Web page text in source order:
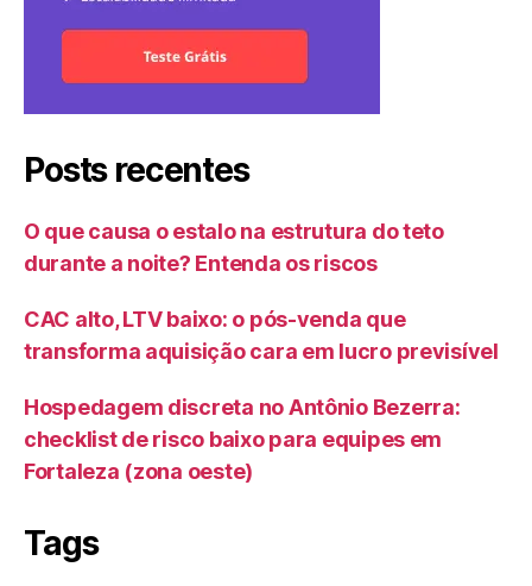
Posts recentes
O que causa o estalo na estrutura do teto
durante a noite? Entenda os riscos
CAC alto, LTV baixo: o pós-venda que
transforma aquisição cara em lucro previsível
Hospedagem discreta no Antônio Bezerra:
checklist de risco baixo para equipes em
Fortaleza (zona oeste)
Tags